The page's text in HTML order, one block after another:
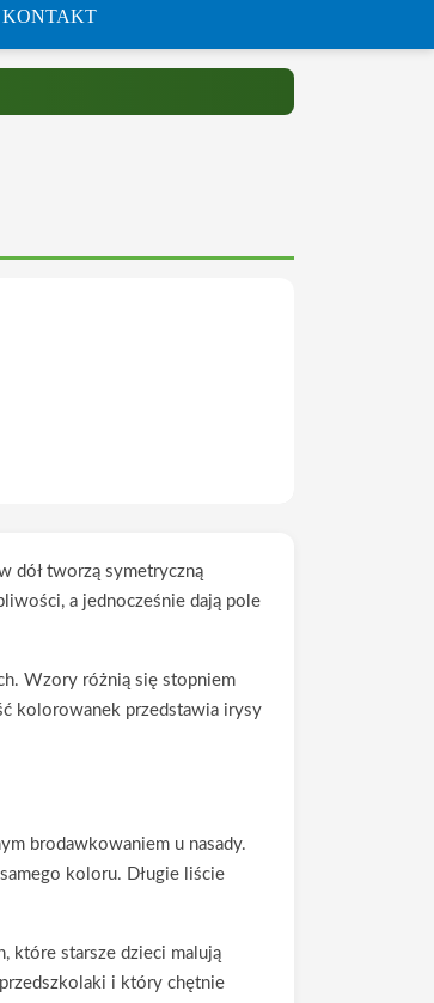
KONTAKT
dół tworzą symetryczną
a jednocześnie dają pole
Wzory różnią się stopniem
kolorowanek przedstawia irysy
brodawkowaniem u nasady.
koloru. Długie liście
które starsze dzieci malują
i który chętnie